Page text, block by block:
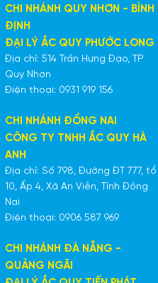
CHI NHÁNH QUY NHƠN - BÌNH
ĐỊNH
ĐẠI LÝ ẮC QUY PHƯỚC LONG
Địa chỉ: 514 Trần Hưng Đạo, TP
Quy Nhơn
Điện thoại: 0931 919 156
CHI NHÁNH ĐỒNG NAI
CÔNG TY TNHH ẮC QUY HÀ
ANH
Địa chỉ: Số 798, Đường ĐT 777, tổ
10, Ấp 4, Xã An Viễn, Tỉnh Đồng
Nai
Điện thoại: 0906 587 969
CHI NHÁNH ĐÀ NẴNG -
QUẢNG NGÃI